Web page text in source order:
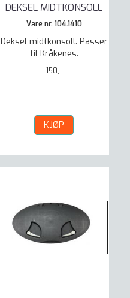
DEKSEL MIDTKONSOLL
Vare nr. 104.1410
Deksel midtkonsoll. Passer
til Kråkenes.
150,-
KJØP